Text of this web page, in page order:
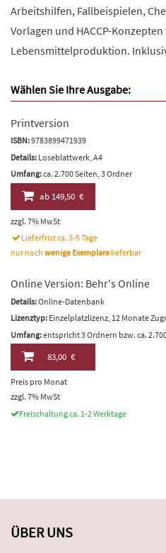
Arbeitshilfen, Fallbeispielen,
Vorlagen und HACCP-
Lebensmittelproduktion.
Wählen Sie Ihre Ausgabe:
Printversion
ISBN:9783899471939
Details: Loseblattwerk, A4
Umfang:ca. 2.700 Seiten, 3 Ordner
ab149,50 €
zzgl. 7% MwSt
Lieferfrist ca. 3-5 Tage
nur noch wenige Exemplare lieferbar
Online Version: Behr's Online
Details:Online-Datenbank
Lizenztyp: Einzelplatzlizenz, 12 Monate
Umfang:entspricht 3 Ordnern bzw. ca.
83,00 €
Preis pro Monat
zzgl. 7% MwSt
Freischaltung ca. 1-2 Werktage
ÜBER UNS